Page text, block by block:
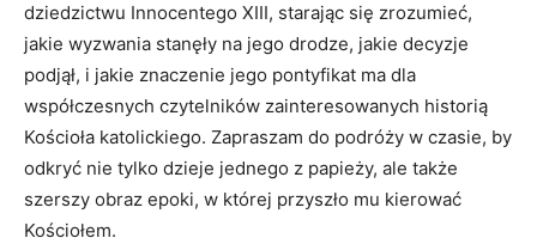
dziedzictwu Innocentego XIII, starając się zrozumieć,
jakie wyzwania stanęły na jego drodze, jakie decyzje
podjął, i jakie znaczenie jego pontyfikat ma dla
współczesnych czytelników zainteresowanych historią
Kościoła katolickiego. Zapraszam do podróży w czasie, by
odkryć nie tylko dzieje jednego z papieży, ale także
szerszy obraz epoki, w której przyszło mu kierować
Kościołem.